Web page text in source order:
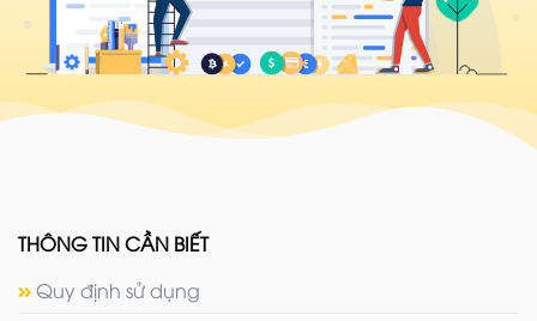
THÔNG TIN CẦN BIẾT
Quy định sử dụng